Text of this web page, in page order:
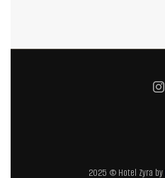
2025 © Hotel Zyra by